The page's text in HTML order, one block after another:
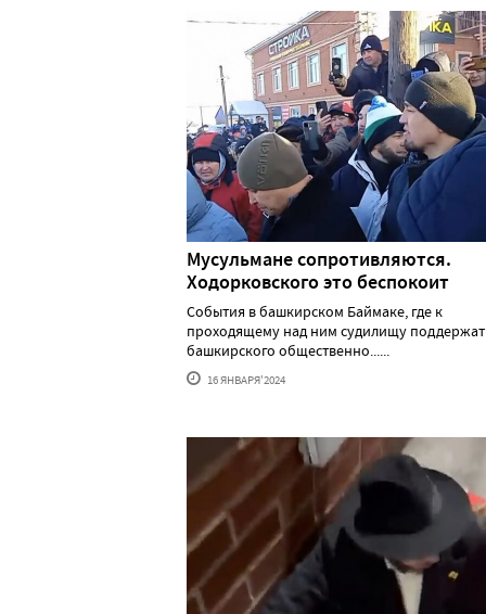
Мусульмане сопротивляются.
Ходорковского это беспокоит
События в башкирском Баймаке, где к
проходящему над ним судилищу
башкирского общественно......
16 ЯНВАРЯ'2024